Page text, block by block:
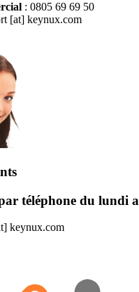
: 0805 69 69 50
[at] keynux.com
téléphone du lundi
keynux.com